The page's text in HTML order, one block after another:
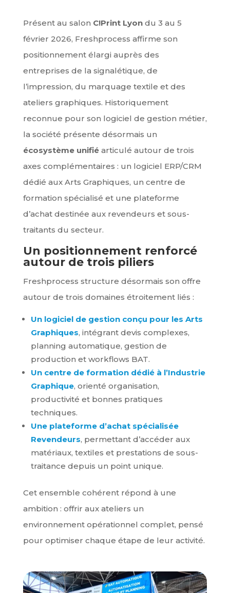
Présent au salon C!Print Lyondu 3 au 5
février 2026, Freshprocess affirme son
positionnement élargi auprès des
entreprises de la signalétique, de
l’impression, du marquage textile et des
ateliers graphiques. Historiquement
reconnue pour son logiciel de gestion métier,
la société présente désormais un
écosystème unifiéarticulé autour de trois
axes complémentaires : un logiciel ERP/CRM
dédié aux Arts Graphiques, un centre de
formation spécialisé et une plateforme
d’achat destinée aux revendeurs et sous-
traitants du secteur.
Un positionnement renforcé
autour de trois piliers
Freshprocess structure désormais son offre
autour de trois domaines étroitement liés :
Un logiciel de gestion conçu pour les Arts
Graphiques, intégrant devis complexes,
planning automatique, gestion de
production et workflows BAT.
Un centre de formation dédié à l’Industrie
Graphique, orienté organisation,
productivité et bonnes pratiques
techniques.
Une plateforme d’achat spécialisée
Revendeurs, permettant d’accéder aux
matériaux, textiles et prestations de sous-
traitance depuis un point unique.
Cet ensemble cohérent répond à une
ambition : offrir aux ateliers un
environnement opérationnel complet, pensé
pour optimiser chaque étape de leur activité.